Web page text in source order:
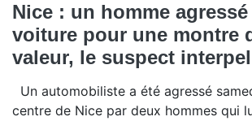
Nice : un homme
voiture pour une montre
valeur, le suspect
Un automobiliste a été agressé
centre de Nice par deux hommes qui